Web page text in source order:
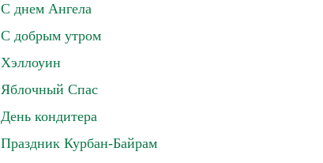
С днем Ангела
С добрым утром
Хэллоуин
Яблочный Спас
День кондитера
Праздник Курбан-Байрам